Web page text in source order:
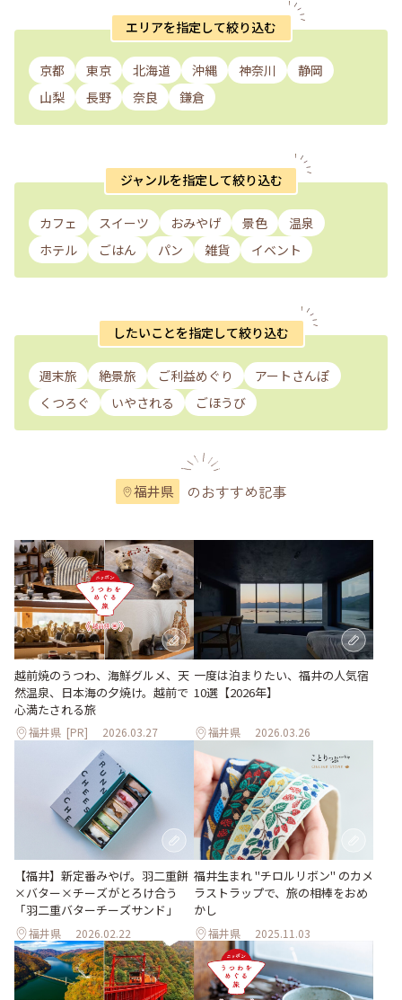
エリアを指定して絞り込む
京都 東京 北海道 沖縄 神奈川
静岡
山梨
長野 奈良 鎌倉
ジャンルを指定して絞り込む
カフェ スイーツ おみやげ 景色
温泉
ホテル
ごはん パン 雑貨 イベント
したいことを指定して絞り込む
週末旅 絶景旅 ご利益めぐり
アートさんぽ
くつろぐ
いやされる ごほうび
福井県 のおすすめ記事
越前焼のうつわ、海鮮グルメ、天
然温泉、日本海の夕焼け。越前で
心満たされる旅
福井県 [PR] 2026.03.27
一度は泊まりたい、福井の人気宿
10選【2026年】
福井県 2026.03.26
【福井】新定番みやげ。羽二重餅
×バター×チーズがとろけ合う
「羽二重バターチーズサンド」
福井県 2026.02.22
福井生まれ "チロルリボン" のカメ
ラストラップで、旅の相棒をおめ
かし
福井県 2025.11.03